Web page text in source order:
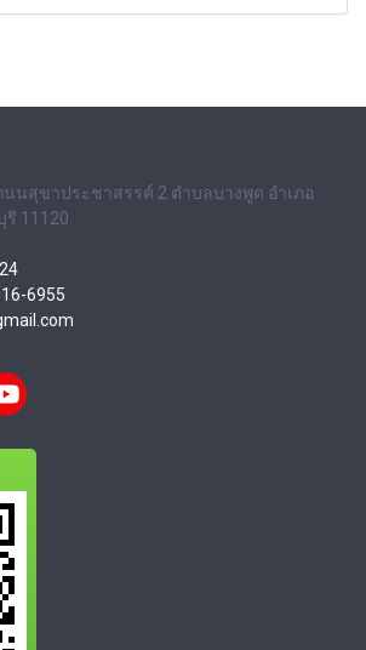
นนสุขาประชาสรรค์ 2 ตำบลบางพูด อำเภอ
11120
6955